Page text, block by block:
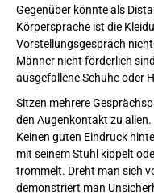
Gegenüber könnte als
Körpersprache ist die
Vorstellungsgespräch
Männer nicht förderlich
ausgefallene Schuhe oder
Sitzen mehrere
den Augenkontakt zu
Keinen guten Eindruck
mit seinem Stuhl kippelt
trommelt. Dreht man sich
demonstriert man